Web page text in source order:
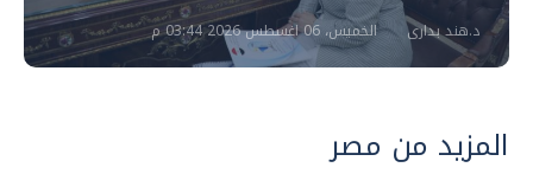
د.هند بدارى الخميس، 06 اغسطس 2026 03:44 م
المزيد من مصر